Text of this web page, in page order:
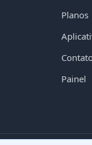
Planos
Painel